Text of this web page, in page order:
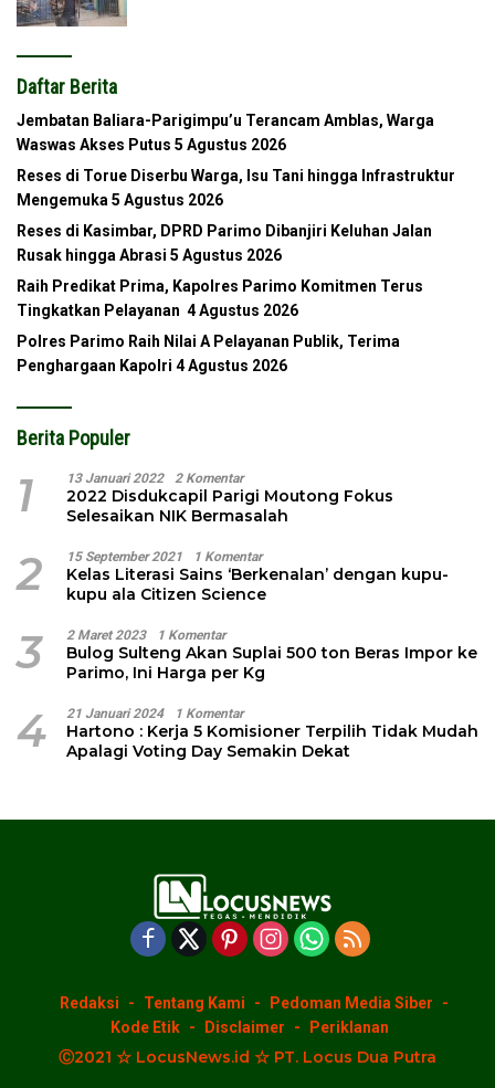
Daftar Berita
Jembatan Baliara-Parigimpu’u Terancam Amblas, Warga
Waswas Akses Putus 5 Agustus 2026
Reses di Torue Diserbu Warga, Isu Tani hingga Infrastruktur
Mengemuka 5 Agustus 2026
Reses di Kasimbar, DPRD Parimo Dibanjiri Keluhan Jalan
Rusak hingga Abrasi 5 Agustus 2026
Raih Predikat Prima, Kapolres Parimo Komitmen Terus
Tingkatkan Pelayanan 4 Agustus 2026
Polres Parimo Raih Nilai A Pelayanan Publik, Terima
Penghargaan Kapolri 4 Agustus 2026
Berita Populer
1 13 Januari 2022 2 Komentar
2022 Disdukcapil Parigi Moutong Fokus
Selesaikan NIK Bermasalah
2 15 September 2021 1 Komentar
Kelas Literasi Sains ‘Berkenalan’ dengan kupu-
kupu ala Citizen Science
3 2 Maret 2023 1 Komentar
Bulog Sulteng Akan Suplai 500 ton Beras Impor ke
Parimo, Ini Harga per Kg
4 21 Januari 2024 1 Komentar
Hartono : Kerja 5 Komisioner Terpilih Tidak Mudah
Apalagi Voting Day Semakin Dekat
Redaksi Tentang Kami
Pedoman Media Siber
Kode Etik
Disclaimer Periklanan
Ⓒ2021 ☆ LocusNews.id ☆ PT. Locus Dua Putra